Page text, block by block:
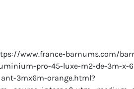
www.france-barnums.com/
pro-45-luxe-m2-de-3m-x-
3mx6m-orange.html?